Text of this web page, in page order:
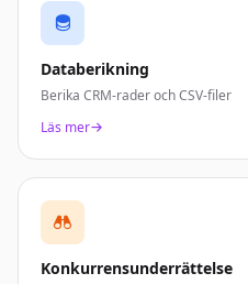
Databerikning
Berika CRM-rader och CSV-filer
Läs mer
Konkurrensunderrättelse